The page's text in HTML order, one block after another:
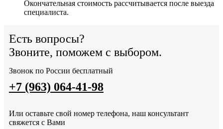
Окончательная стоимость рассчитывается после выезда
специалиста.
Есть вопросы?
Звоните, поможем с выбором.
Звонок по России бесплатный
+7 (963) 064-41-98
Или оставьте свой номер телефона, наш консультант
свяжется с Вами